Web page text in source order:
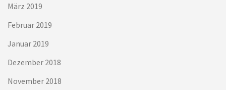
März 2019
Februar 2019
Januar 2019
Dezember 2018
November 2018